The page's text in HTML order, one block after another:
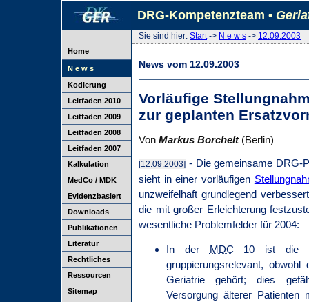
DRG-Kompetenzteam •
Home
N e w s
Kodierung
Leitfaden 2010
Leitfaden 2009
Leitfaden 2008
Leitfaden 2007
Kalkulation
MedCo / MDK
Evidenzbasiert
Downloads
Publikationen
Literatur
Rechtliches
Ressourcen
Sitemap
Sie sind hier: Start-> N e w s -> 12.09.2003
News vom 12.09.2003
Vorläufige
zur geplanten
Von Markus Borchelt(Berlin)
[12.09.2003] - Die gemeinsame DRG-
sieht in einer vorläufigen
unzweifelhaft grundlegend
die mit großer Erleichterung
wesentliche Problemfelder für 2004:
In der MDC 10 ist die
gruppierungsrelevant,
Geriatrie gehört; dies
Versorgung älterer Patienten